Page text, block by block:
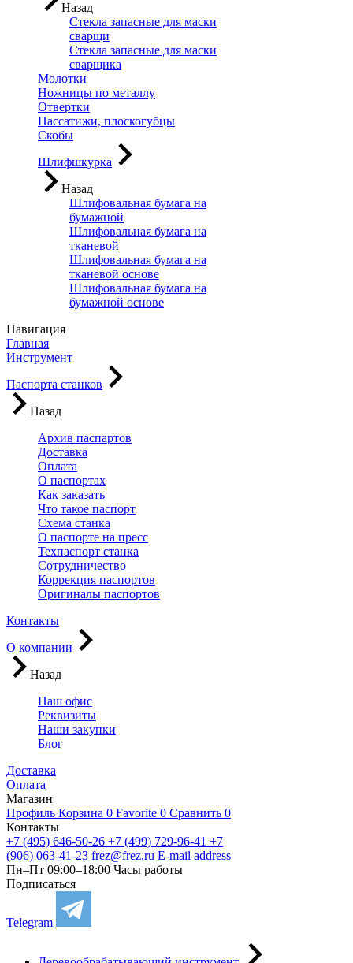
Назад
Стекла запасные для маски
сварщи
Стекла запасные для маски
сварщика
Молотки
Ножницы по металлу
Отвертки
Пассатижи, плоскогубцы
Скобы
Шлифшкурка
Назад
Шлифовальная бумага на
бумажной
Шлифовальная бумага на
тканевой
Шлифовальная бумага на
тканевой основе
Шлифовальная бумага на
бумажной основе
Навигация
Главная
Инструмент
Паспорта станков
Назад
Архив паспартов
Доставка
Оплата
О паспортах
Как заказать
Что такое паспорт
Схема станка
О паспорте на пресс
Техпаспорт станка
Сотрудничество
Коррекция паспортов
Оригиналы паспортов
Контакты
О компании
Назад
Наш офис
Реквизиты
Наши закупки
Блог
Доставка
Оплата
Магазин
Профиль Корзина 0 Favorite 0 Сравнить 0
Контакты
+7 (495) 646-50-26 +7 (499) 729-96-41 +7
(906) 063-41-23 frez@frez.ru E-mail address
Пн–Пт 09:00–18:00 Часы работы
Подписаться
Telegram